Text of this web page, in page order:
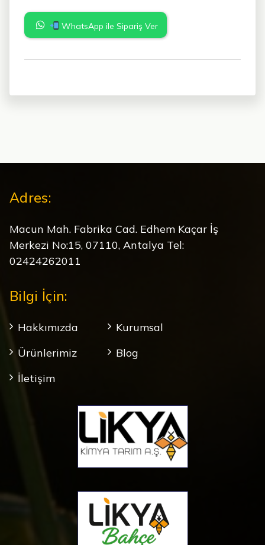
WhatsApp ile Sipariş Ver
Adres:
Macun Mah. Fabrika Cad. Edhem Kaçar İş
Merkezi No:15, 07110, Antalya Tel:
02424262011
Bilgi İçin:
Hakkımızda
Kurumsal
Ürünlerimiz
Blog
İletişim